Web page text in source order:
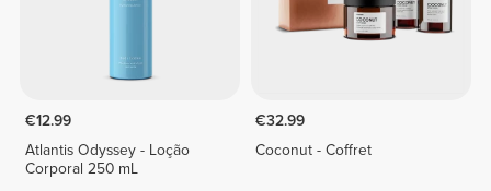
€12.99
Atlantis Odyssey - Loção
Corporal 250 mL
€32.99
Coconut - Coffret